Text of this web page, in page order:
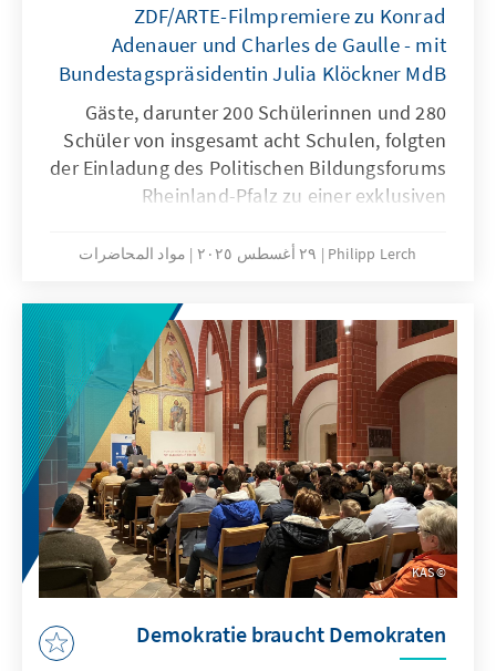
ZDF/ARTE-Filmpremiere zu Konrad
Adenauer und Charles de Gaulle - mit
Bundestagspräsidentin Julia Klöckner MdB
280 Gäste, darunter 200 Schülerinnen und
Schüler von insgesamt acht Schulen, folgten
der Einladung des Politischen Bildungsforums
Rheinland-Pfalz zu einer exklusiven
Fernsehfilms „An einem Tag im September“
Bundestagspräsidentin Julia Klöckner MdB.
Philipp Lerch ٢٩ أغسطس ٢٠٢٥ مواد المحاضرات
KAS
Demokratie braucht Demokraten